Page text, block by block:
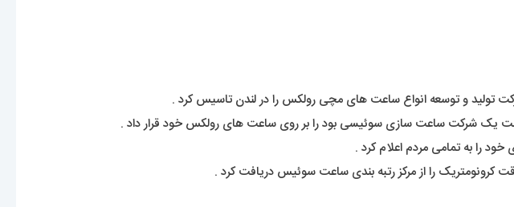
یک شرکت ساعت سازی سوئیسی بود را بر روی ساعت های رولکس خود قرار داد .
را به تمامی مردم اعلام کرد .